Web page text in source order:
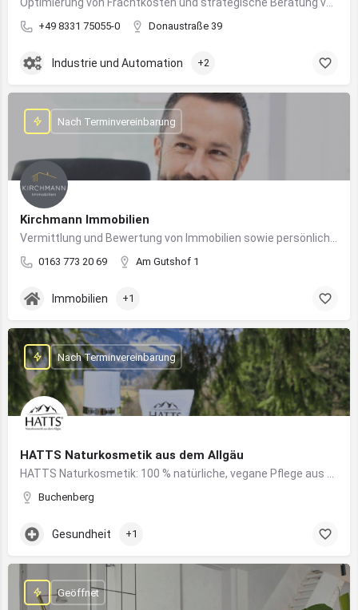
+49 8331 75055-0 Donaustraße 39
Industrie und Automation +2
Kirchmann Immobilien
0163 773 20 69 Am Gutshof 1
Nach Terminvereinbarung
Immobilien +1
HATTS Naturkosmetik aus dem Allgäu
Buchenberg
Nach Terminvereinbarung
Gesundheit +1
Geöffnet